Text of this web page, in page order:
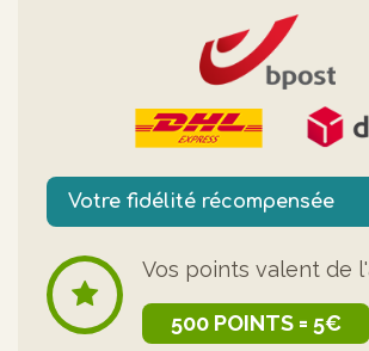
Votre fidélité récompensée
Vos points valent de
500 POINTS = 5€